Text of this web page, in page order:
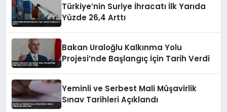
Türkiye’nin Suriye İhracatı İlk Yarıda
Yüzde 26,4 Arttı
Bakan Uraloğlu Kalkınma Yolu
Projesi’nde Başlangıç İçin Tarih Verdi
Yeminli ve Serbest Mali Müşavirlik
Sınav Tarihleri Açıklandı